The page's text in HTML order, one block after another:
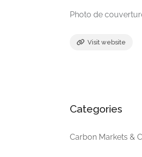
Photo de
Visit website
Categories
Carbon Markets &